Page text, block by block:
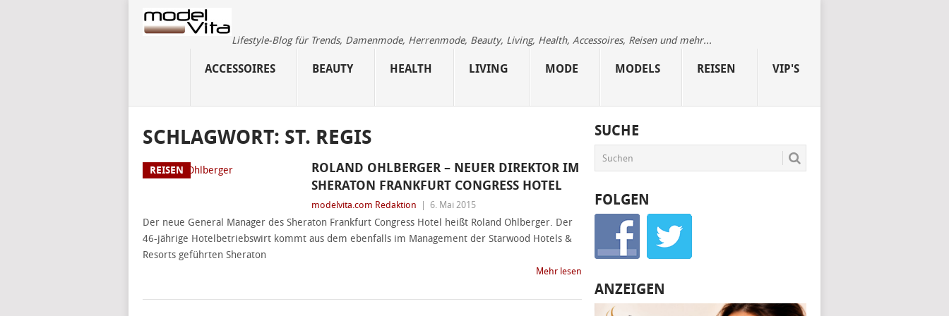
Lifestyle-Blog für Trends, Damenmode, Herrenmode, Beauty, Living, Health, Accessoires, Reisen und mehr...
ACCESSOIRES BEAUTY HEALTH LIVING MODE MODELS REISEN VIP'S
SCHLAGWORT: ST. REGIS
REISEN
ROLAND OHLBERGER – NEUER DIREKTOR IM
SHERATON FRANKFURT CONGRESS HOTEL
modelvita.com Redaktion 6. Mai 2015
Der neue General Manager des Sheraton Frankfurt Congress Hotel heißt Roland Ohlberger. Der
46-jährige Hotelbetriebswirt kommt aus dem ebenfalls im Management der Starwood Hotels &
Resorts geführten Sheraton
Mehr lesen
SUCHE
FOLGEN
ANZEIGEN